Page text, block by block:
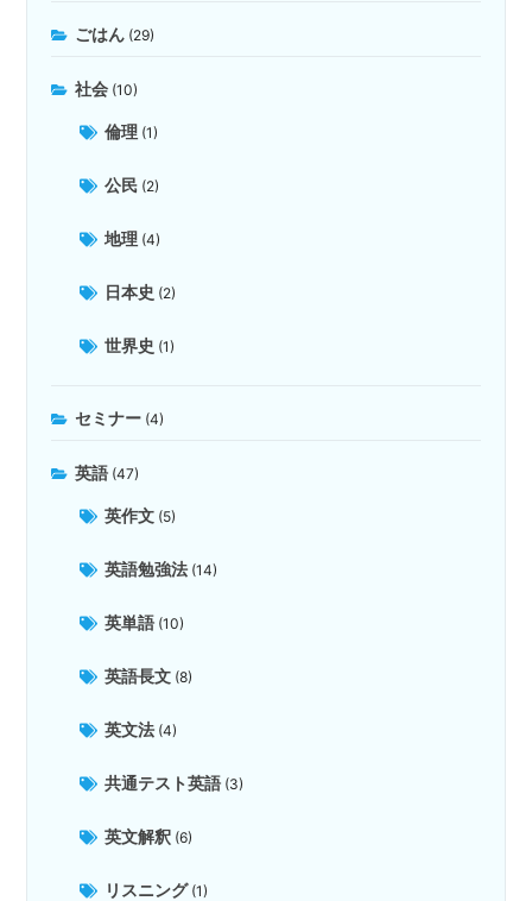
ごはん (29)
社会 (10)
倫理 (1)
公民 (2)
地理 (4)
日本史 (2)
世界史 (1)
セミナー (4)
英語 (47)
英作文 (5)
英語勉強法 (14)
英単語 (10)
英語長文 (8)
英文法 (4)
共通テスト英語 (3)
英文解釈 (6)
リスニング(1)